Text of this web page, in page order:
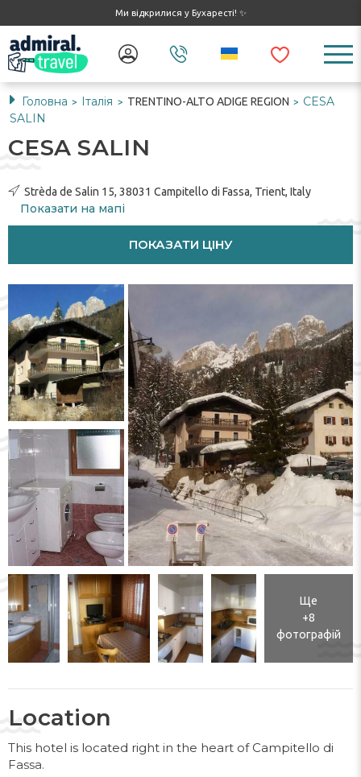
Ми відкрилися у Бухаресті! ✨
Головна > Італія > TRENTINO-ALTO ADIGE REGION > CESA
SALIN
CESA SALIN
Strèda de Salin 15, 38031 Campitello di Fassa, Trient, Italy
Показати на мапі
ПОКАЗАТИ ЦІНУ
Ще
+8
фотографій
Location
This hotel is located right in the heart of Campitello di
Fassa.